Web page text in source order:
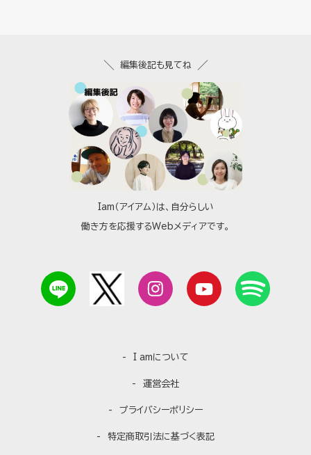
Iam（アイアム）は、自分らしい
働き方を応援するWebメディアです。
I amについて
運営会社
プライバシーポリシー
特定商取引法に基づく表記
編集後記も見てね